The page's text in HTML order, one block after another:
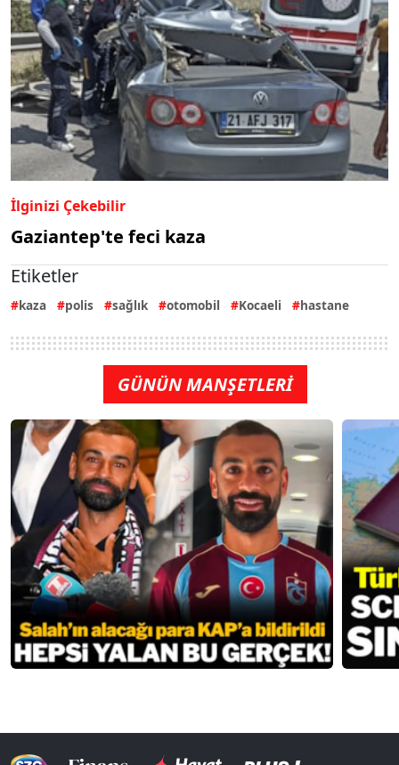
İlginizi Çekebilir
Gaziantep'te feci kaza
Etiketler
kaza polis sağlık otomobil Kocaeli hastane
GÜNÜN MANŞETLERİ